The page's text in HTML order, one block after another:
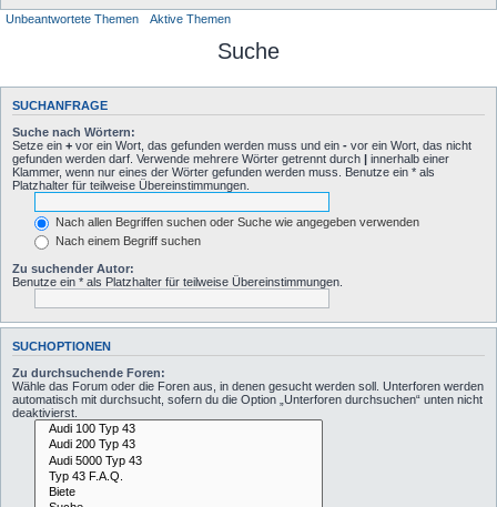
Unbeantwortete Themen
Aktive Themen
Suche
SUCHANFRAGE
Suche nach Wörtern:
Setze ein + vor ein Wort, das gefunden werden muss und ein - vor ein Wort, das nicht
gefunden werden darf. Verwende mehrere Wörter getrennt durch
innerhalb einer
Klammer, wenn nur eines der Wörter gefunden werden muss. Benutze ein * als
Platzhalter für teilweise Übereinstimmungen.
Nach allen Begriffen suchen oder Suche wie angegeben verwenden
Nach einem Begriff suchen
Zu suchender Autor:
Benutze ein * als Platzhalter für teilweise Übereinstimmungen.
SUCHOPTIONEN
Zu durchsuchende Foren:
Wähle das Forum oder die Foren aus, in denen gesucht werden soll. Unterforen werden
automatisch mit durchsucht, sofern du die Option „Unterforen durchsuchen“ unten nicht
deaktivierst.